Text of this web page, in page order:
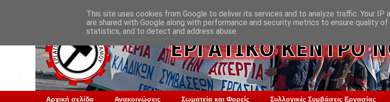
Αρχική σελίδα Ανακοινώσεις Σωματεία και Φορείς Συλλογικές Συμβάσεις Εργασίας
This site uses cookies from Google to deliver its services and to analyze traffic. Your IP
are shared with Google along with performance and security metrics to ensure quality of
statistics, and to detect and address abuse.